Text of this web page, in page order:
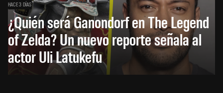
HACE 3 DÍAS
¿Quién será Ganondorf en The Legend
of Zelda? Un nuevo reporte señala al
actor Uli Latukefu